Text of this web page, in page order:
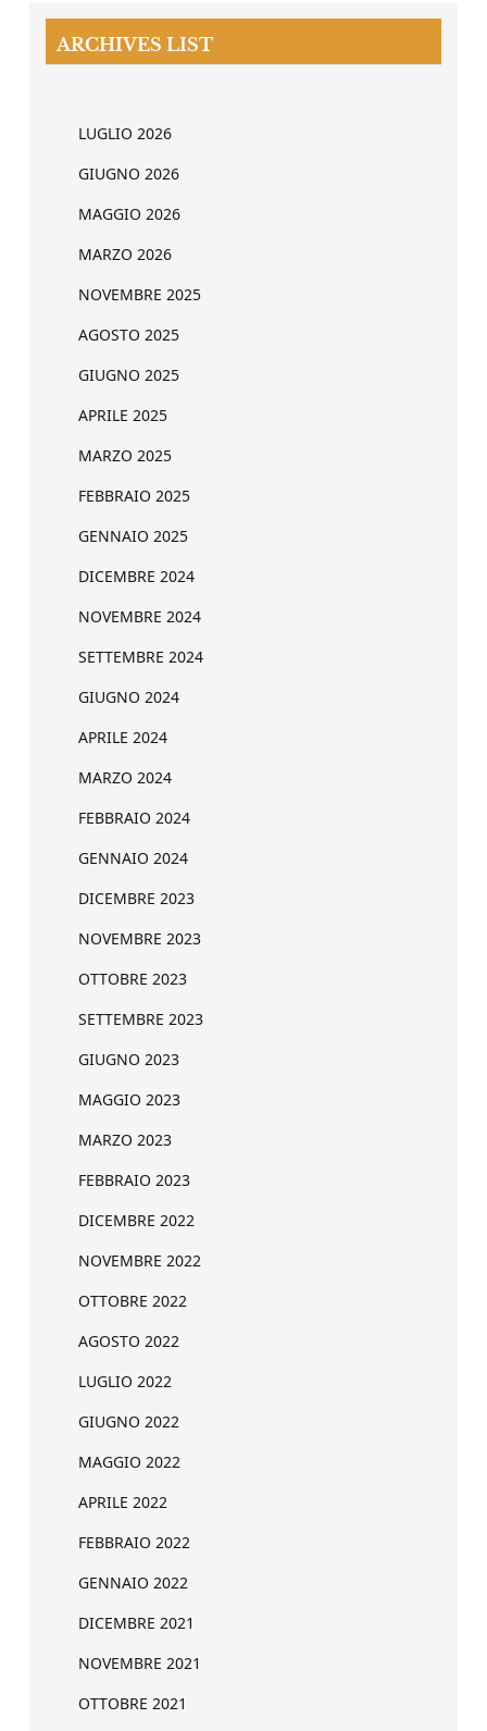
ARCHIVES LIST
LUGLIO 2026
GIUGNO 2026
MAGGIO 2026
MARZO 2026
NOVEMBRE 2025
AGOSTO 2025
GIUGNO 2025
APRILE 2025
MARZO 2025
FEBBRAIO 2025
GENNAIO 2025
DICEMBRE 2024
NOVEMBRE 2024
SETTEMBRE 2024
GIUGNO 2024
APRILE 2024
MARZO 2024
FEBBRAIO 2024
GENNAIO 2024
DICEMBRE 2023
NOVEMBRE 2023
OTTOBRE 2023
SETTEMBRE 2023
GIUGNO 2023
MAGGIO 2023
MARZO 2023
FEBBRAIO 2023
DICEMBRE 2022
NOVEMBRE 2022
OTTOBRE 2022
AGOSTO 2022
LUGLIO 2022
GIUGNO 2022
MAGGIO 2022
APRILE 2022
FEBBRAIO 2022
GENNAIO 2022
DICEMBRE 2021
NOVEMBRE 2021
OTTOBRE 2021